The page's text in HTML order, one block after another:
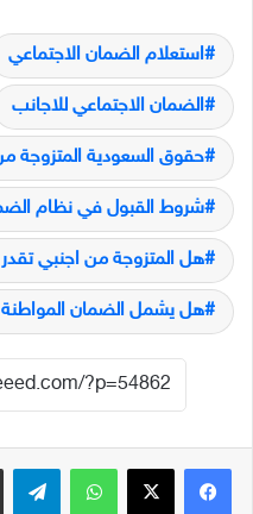
استعلام الضمان الاجتماعي
الضمان الاجتماعي للاجانب
حقوق السعودية المتزوجة
شروط القبول في نظام
هل المتزوجة من اجنبي
هل يشمل الضمان المواطنة
فيسبوك‫X واتساب